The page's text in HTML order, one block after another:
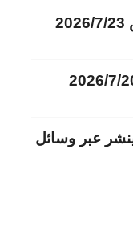
عبر وسائل